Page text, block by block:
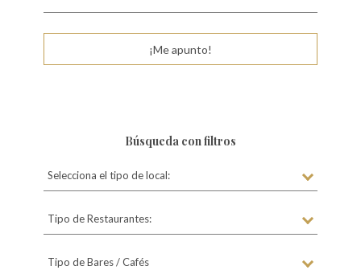
¡Me apunto!
Búsqueda con filtros
Selecciona el tipo de local:
Tipo de Restaurantes:
Tipo de Bares / Cafés